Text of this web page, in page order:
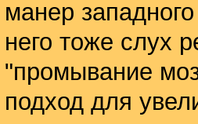
манер
него тоже слух
"промывание
подход для